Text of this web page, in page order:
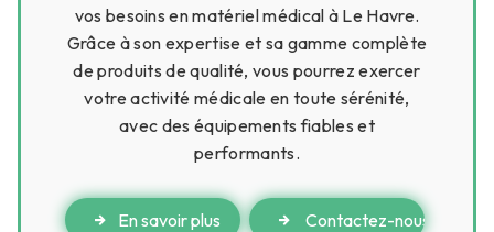
vos besoins en matériel médical à Le Havre.
Grâce à son expertise et sa gamme complète
de produits de qualité, vous pourrez exercer
votre activité médicale en toute sérénité,
avec des équipements fiables et
performants.
En savoir plus Contactez-nous